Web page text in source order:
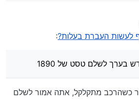
זמן היה אפשרות לבטל את האוטו רק במשרד
דרך האתר בשניות
אותך על מסמך שהוא קנה ממך את הרכב
זה אח"כ שוב.
צריך את המסמך הזה בשביל להוריד את האוטו
לעשות העברת בעלות?:
בערך לשלם טסט של 1890
כשהרכב מתקלקל, אתה אמור לשלם